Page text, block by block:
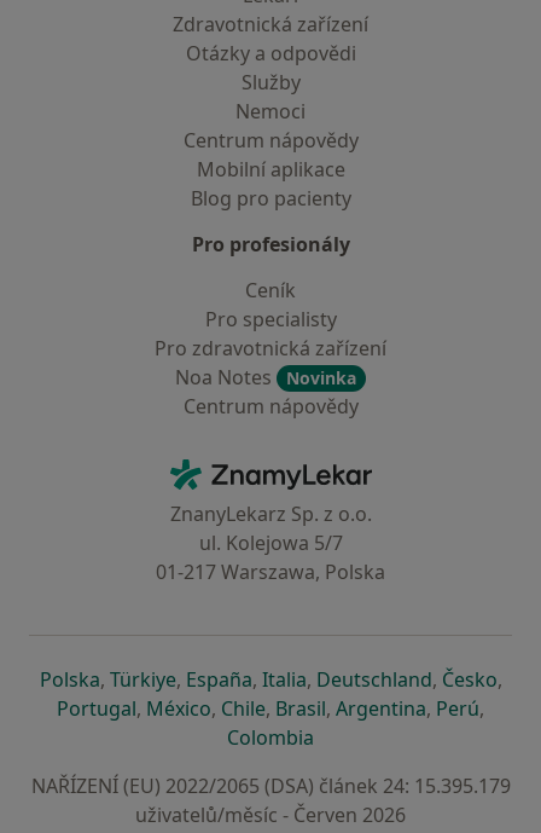
Zdravotnická zařízení
Otázky a odpovědi
Služby
Nemoci
Centrum nápovědy
Mobilní aplikace
Blog pro pacienty
Pro profesionály
Ceník
Pro specialisty
Pro zdravotnická zařízení
Noa Notes
Novinka
Centrum nápovědy
ZnamyLekar - Hlavní stránka
ZnanyLekarz Sp. z o.o.
ul. Kolejowa 5/7
01-217 Warszawa, Polska
Polskase otevře v nové záložce
, Türkiyese otevře v nové záložce
, Españase otevře v nové záložce
, Italiase otevře v nové záložce
, Deutschlandse otevře v
, Českose
,
Portugalse otevře v nové záložce
, Méxicose otevře v nové záložce
, Chilese otevře v nové záložce
, Brasilse otevře v nové
, Argentinase otevře v
, Perúse
,
Colombia
NAŘÍZENÍ (EU) 2022/2065 (DSA) článek 24: 15.395.179
uživatelů/měsíc - Červen 2026